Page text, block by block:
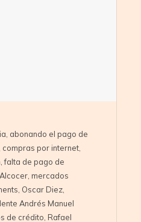
abonando el pago de
compras por internet
,falta de pago de
mercados
Oscar Diez
Andrés Manuel
de crédito Rafael